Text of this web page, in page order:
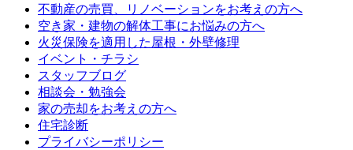
不動産の売買、リノベーションをお考えの方へ
空き家・建物の解体工事にお悩みの方へ
火災保険を適用した屋根・外壁修理
イベント・チラシ
スタッフブログ
相談会・勉強会
家の売却をお考えの方へ
住宅診断
プライバシーポリシー